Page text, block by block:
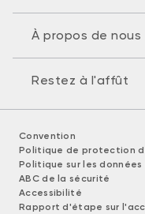
À propos de nous
Restez à l'affût
Convention
Politique de protection
Politique sur les données
ABC de la sécurité
Accessibilité
Rapport d'étape sur